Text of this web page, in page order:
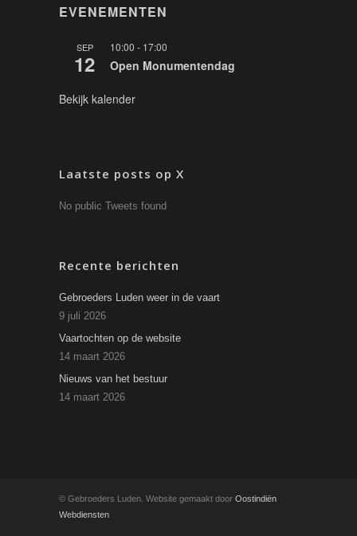
EVENEMENTEN
SEP
12
10:00 - 17:00
Open Monumentendag
Bekijk kalender
Laatste posts op X
No public Tweets found
Recente berichten
Gebroeders Luden weer in de vaart
9 juli 2026
Vaartochten op de website
14 maart 2026
Nieuws van het bestuur
14 maart 2026
© Gebroeders Luden. Website gemaakt door Oostindiën
Webdiensten